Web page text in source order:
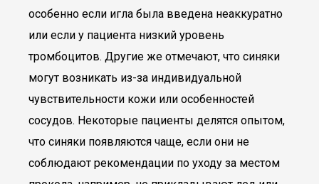
особенно если игла была введена неаккуратно
или если у пациента низкий уровень
тромбоцитов. Другие же отмечают, что синяки
могут возникать из-за индивидуальной
чувствительности кожи или особенностей
сосудов. Некоторые пациенты делятся опытом,
что синяки появляются чаще, если они не
соблюдают рекомендации по уходу за местом